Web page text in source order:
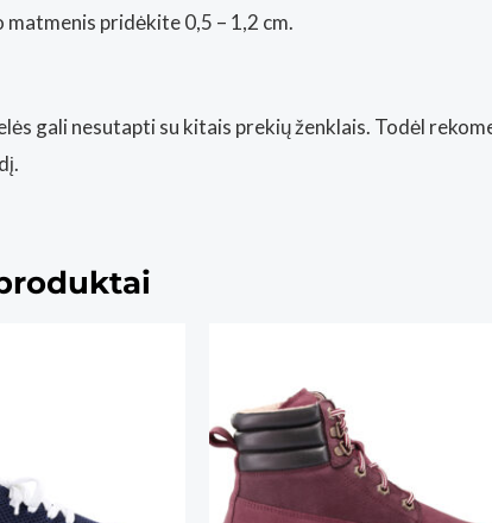
matmenis pridėkite 0,5 – 1,2 cm.
gali nesutapti su kitais prekių ženklais. Todėl